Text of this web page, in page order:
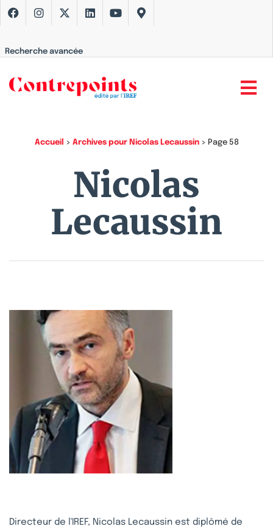
Recherche avancée
Accueil > Archives pour Nicolas Lecaussin> Page 58
Nicolas
Lecaussin
Directeur de l'IREF, Nicolas Lecaussin est diplômé de